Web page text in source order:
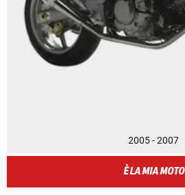
2005 - 2007
È LA MIA MOTO